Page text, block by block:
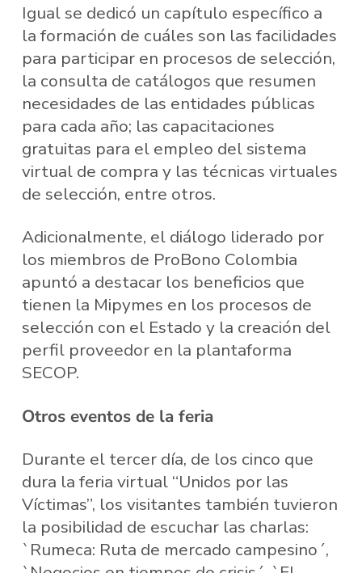
Igual se dedicó un capítulo específico a
la formación de cuáles son las facilidades
para participar en procesos de selección,
la consulta de catálogos que resumen
necesidades de las entidades públicas
para cada año; las capacitaciones
gratuitas para el empleo del sistema
virtual de compra y las técnicas virtuales
de selección, entre otros.
Adicionalmente, el diálogo liderado por
los miembros de ProBono Colombia
apuntó a destacar los beneficios que
tienen la Mipymes en los procesos de
selección con el Estado y la creación del
perfil proveedor en la plantaforma
SECOP.
Otros eventos de la feria
Durante el tercer día, de los cinco que
dura la feria virtual “Unidos por las
Víctimas”, los visitantes también tuvieron
la posibilidad de escuchar las charlas:
`Rumeca: Ruta de mercado campesino´,